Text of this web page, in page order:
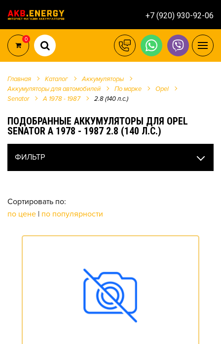
+7 (920) 930-92-06
0
Главная Каталог
Аккумуляторы
Аккумуляторы для автомобилей
По марке
Opel
Senator
A 1978 - 1987 2.8 (140 л.с.)
ПОДОБРАННЫЕ АККУМУЛЯТОРЫ ДЛЯ OPEL
SENATOR A 1978 - 1987 2.8 (140 Л.С.)
ФИЛЬТР
Сортировать по:
по цене | по популярности